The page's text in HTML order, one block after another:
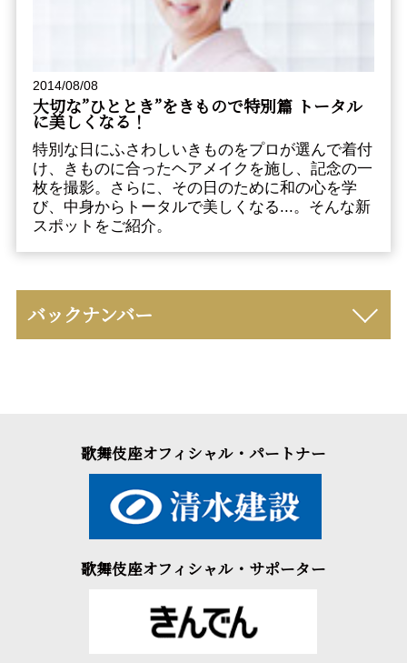
2014/08/08
大切な”ひととき”をきもので――特別篇 トータル
に美しくなる！
特別な日にふさわしいきものをプロが選んで着付
け、きものに合ったヘアメイクを施し、記念の一
枚を撮影。さらに、その日のために和の心を学
び、中身からトータルで美しくなる...。そんな新
スポットをご紹介。
バックナンバー
歌舞伎座オフィシャル・パートナー
歌舞伎座オフィシャル・サポーター